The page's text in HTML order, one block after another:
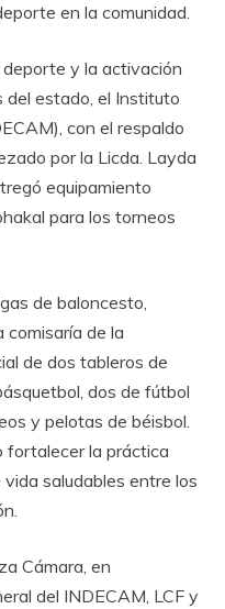
en la comunidad.
y la activación
del estado, el Instituto
con el respaldo
por la Licda. Layda
equipamiento
para los torneos
de baloncesto,
comisaría de la
de dos tableros de
dos de fútbol
y pelotas de béisbol.
fortalecer la práctica
saludables entre los
Cámara, en
del INDECAM, LCF y